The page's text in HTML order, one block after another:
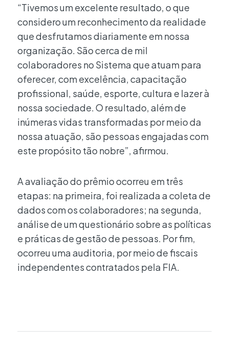
“Tivemos um excelente resultado, o que
considero um reconhecimento da realidade
que desfrutamos diariamente em nossa
organização. São cerca de mil
colaboradores no Sistema que atuam para
oferecer, com excelência, capacitação
profissional, saúde, esporte, cultura e lazer à
nossa sociedade. O resultado, além de
inúmeras vidas transformadas por meio da
nossa atuação, são pessoas engajadas com
este propósito tão nobre”, afirmou.
A avaliação do prêmio ocorreu em três
etapas: na primeira, foi realizada a coleta de
dados com os colaboradores; na segunda,
análise de um questionário sobre as políticas
e práticas de gestão de pessoas. Por fim,
ocorreu uma auditoria, por meio de fiscais
independentes contratados pela FIA.